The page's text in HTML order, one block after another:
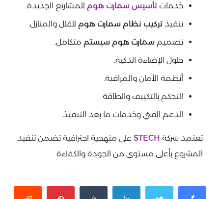
خدمات تأسيس سمارت هوم للمشاريع الجديدة.
تنفيذ تركيب نظام سمارت هوم للفلل والمنازل.
تصميم سمارت هوم سيستم متكامل.
حلول الإضاءة الذكية.
أنظمة الأمان والمراقبة.
التحكم بالتكييف والطاقة.
الدعم الفني وخدمات ما بعد التنفيذ.
تعتمد شركة STECH على منهجية احترافية تضمن تنفيذ
المشروع بأعلى مستوى من الجودة والكفاءة.